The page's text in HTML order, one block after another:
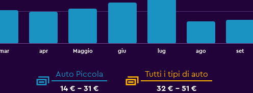
apr Maggio giu lug ago set
Auto Piccola
14 € - 31 €
Tutti i tipi di auto
32 € - 51 €